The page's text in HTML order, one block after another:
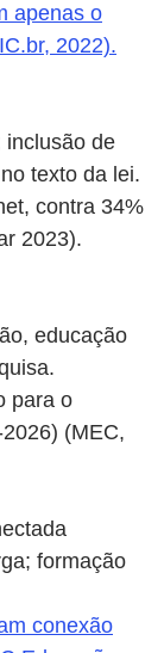
apenas o
2022).
inclusão de
texto da lei.
contra 34%
2023).
educação
para o
(MEC,
formação
conexão